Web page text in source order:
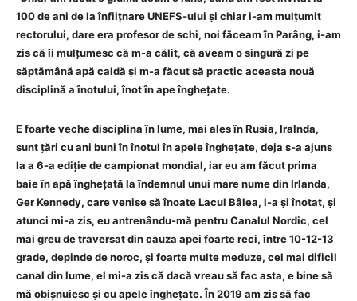
100 de ani de la înfiițnare UNEFS-ului și chiar i-am mulțumit
rectorului, dare era profesor de schi, noi făceam în Parâng, i-am
zis că îi mulțumesc că m-a călit, că aveam o singură zi pe
săptămână apă caldă și m-a făcut să practic aceasta nouă
disciplină a înotului, înot în ape înghețate.
E foarte veche disciplina în lume, mai ales în Rusia, Iralnda,
sunt țări cu ani buni în înotul în apele înghețate, deja s-a ajuns
la a 6-a ediție de campionat mondial, iar eu am făcut prima
baie în apă înghețată la îndemnul unui mare nume din Irlanda,
Ger Kennedy, care venise să înoate Lacul Bâlea, l-a și înotat, și
atunci mi-a zis, eu antrenându-mă pentru Canalul Nordic, cel
mai greu de traversat din cauza apei foarte reci, între 10-12-13
grade, depinde de noroc, și foarte multe meduze, cel mai dificil
canal din lume, el mi-a zis că dacă vreau să fac asta, e bine să
mă obișnuiesc și cu apele înghețate. În 2019 am zis să fac